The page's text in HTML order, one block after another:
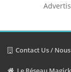
Contact Us /